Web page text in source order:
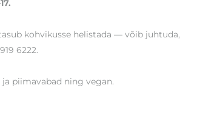
kohvikusse helistada — võib juhtuda,
6222.
piimavabad ning vegan.